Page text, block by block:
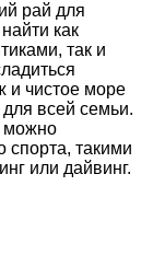
рай для
как
так и
и чистое море
всей семьи.
можно
спорта, такими
или дайвинг.